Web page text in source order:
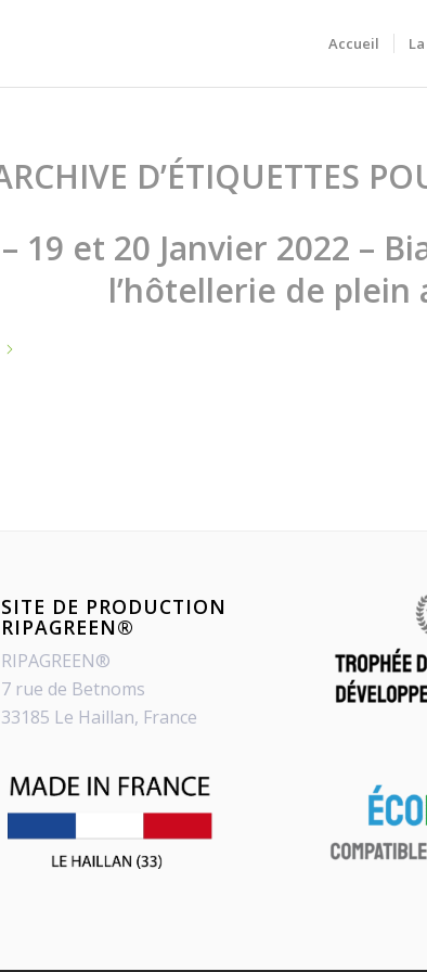
Accueil
D’ÉTIQUETTES
19 et 20 Janvier 2022 –
l’hôtellerie de plein
SITE DE PRODUCTION
RIPAGREEN®
RIPAGREEN®
7 rue de Betnoms
33185 Le Haillan, France